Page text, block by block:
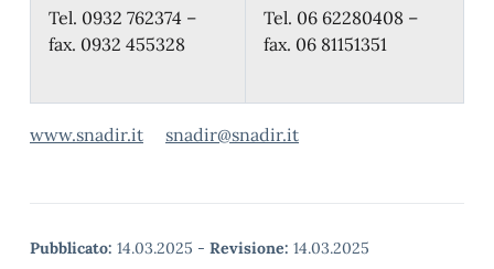
Tel. 0932 762374 –
fax. 0932 455328
Tel. 06 62280408 –
fax. 06 81151351
www.snadir.it snadir@snadir.it
Pubblicato: 14.03.2025 - Revisione: 14.03.2025